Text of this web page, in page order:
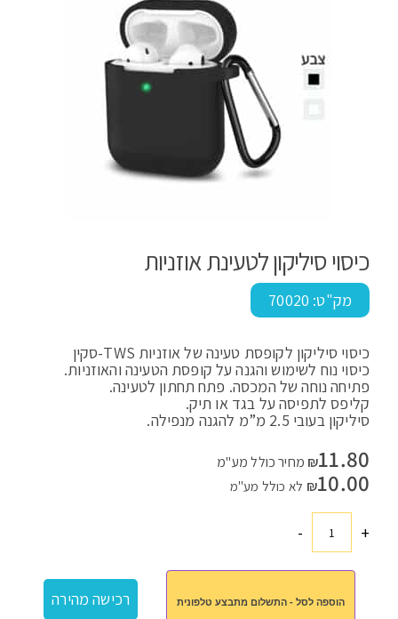
כיסוי סיליקון לטעינת אוזניות
מק"ט: 70020
כיסוי סיליקון לקופסת טעינה של אוזניות TWS-סקין
כיסוי נוח לשימוש והגנה על קופסת הטעינה והאוזניות.
פתיחה נוחה של המכסה. פתח תחתון לטעינה.
קליפס לתפיסה על בגד או תיק.
סיליקון בעובי 2.5 מ”מ להגנה מנפילה.
₪11.80
מחיר כולל מע"מ
₪10.00 לא כולל מע"מ
+כמות
סיליקון
-
הוספה לסל - התשלום מתבצע טלפונית רכישה מהירה